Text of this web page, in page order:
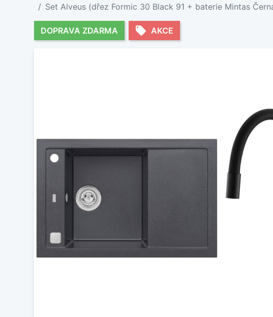
Set Alveus (dřez Formic 30 Black 91 + baterie Mintas
DOPRAVA ZDARMA local_offer AKCE